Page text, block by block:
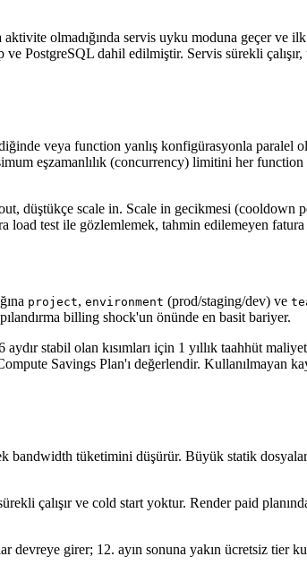
olmadığında servis uyku moduna geçer ve
PostgreSQL dahil edilmiştir. Servis sürekli
veya function yanlış konfigürasyonla paralel
eşzamanlılık (concurrency) limitini her function
düştükçe scale in. Scale in gecikmesi (cooldown
load test ile gözlemlemek, tahmin edilemeyen
project, environment (prod/staging/dev) ve
billing shock'un önünde en basit bariyer.
stabil olan kısımları için 1 yıllık taahhüt
Savings Plan'ı değerlendir. Kullanılmayan
bandwidth tüketimini düşürür. Büyük statik
çalışır ve cold start yoktur. Render paid
devreye girer; 12. ayın sonuna yakın ücretsiz tier